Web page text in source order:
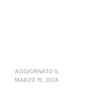
AGGIORNATO IL
MARZO 19, 2024